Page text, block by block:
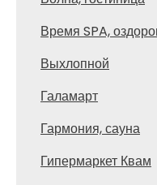
Время SPA,
Выхлопной
Галамарт
Гармония, сауна
Гипермаркет Квам